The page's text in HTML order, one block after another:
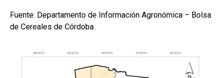
Fuente: Departamento de Información Agronómica – Bolsa
de Cereales de Córdoba.